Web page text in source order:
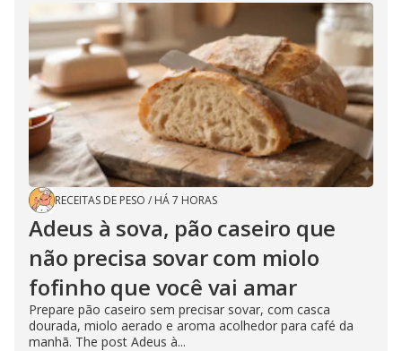
RECEITAS DE PESO / HÁ 7 HORAS
Adeus à sova, pão caseiro que
não precisa sovar com miolo
fofinho que você vai amar
Prepare pão caseiro sem precisar sovar, com casca
dourada, miolo aerado e aroma acolhedor para café da
manhã. The post Adeus à...